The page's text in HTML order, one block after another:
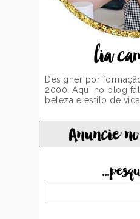
lia
Designer por
2000. Aqui no blog
beleza e estilo de
Anuncie